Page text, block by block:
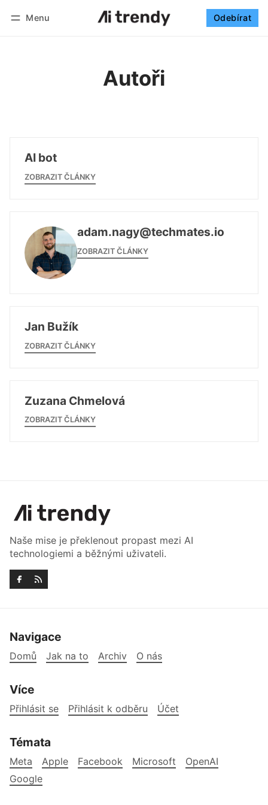
Menu Odebírat
Autoři
AI bot
ZOBRAZIT ČLÁNKY
adam.nagy@techmates.io
ZOBRAZIT ČLÁNKY
Jan Bužík
ZOBRAZIT ČLÁNKY
Zuzana Chmelová
ZOBRAZIT ČLÁNKY
Naše mise je překlenout propast mezi AI
technologiemi a běžnými uživateli.
Navigace
Domů Jak na to Archiv O nás
Více
Přihlásit se Přihlásit k odběru Účet
Témata
Meta Apple Facebook Microsoft
OpenAI
Google